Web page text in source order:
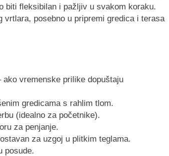
biti fleksibilan i pažljiv u svakom koraku.
posebno u pripremi gredica i terasa
ako vremenske prilike dopuštaju
gredicama s rahlim tlom.
(idealno za početnike).
za penjanje.
za uzgoj u plitkim teglama.
posude.